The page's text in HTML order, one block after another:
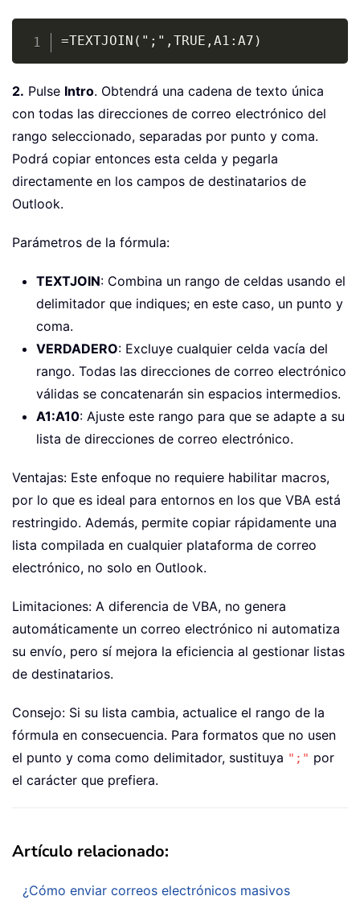
=TEXTJOIN(";",TRUE,A1:A7)
2. Pulse Intro. Obtendrá una cadena de texto única
con todas las direcciones de correo electrónico del
rango seleccionado, separadas por punto y coma.
Podrá copiar entonces esta celda y pegarla
directamente en los campos de destinatarios de
Outlook.
Parámetros de la fórmula:
TEXTJOIN: Combina un rango de celdas usando el
delimitador que indiques; en este caso, un punto y
coma.
VERDADERO: Excluye cualquier celda vacía del
rango. Todas las direcciones de correo electrónico
válidas se concatenarán sin espacios intermedios.
A1:A10: Ajuste este rango para que se adapte a su
lista de direcciones de correo electrónico.
Ventajas: Este enfoque no requiere habilitar macros,
por lo que es ideal para entornos en los que VBA está
restringido. Además, permite copiar rápidamente una
lista compilada en cualquier plataforma de correo
electrónico, no solo en Outlook.
Limitaciones: A diferencia de VBA, no genera
automáticamente un correo electrónico ni automatiza
su envío, pero sí mejora la eficiencia al gestionar listas
de destinatarios.
Consejo: Si su lista cambia, actualice el rango de la
fórmula en consecuencia. Para formatos que no usen
el punto y coma como delimitador, sustituya ";" por
el carácter que prefiera.
Artículo relacionado:
¿Cómo enviar correos electrónicos masivos